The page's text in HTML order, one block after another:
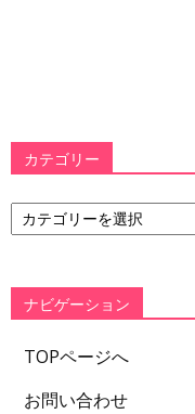
カテゴリー
カ
テ
ー
ナビゲーション
TOPページへ
お問い合わせ